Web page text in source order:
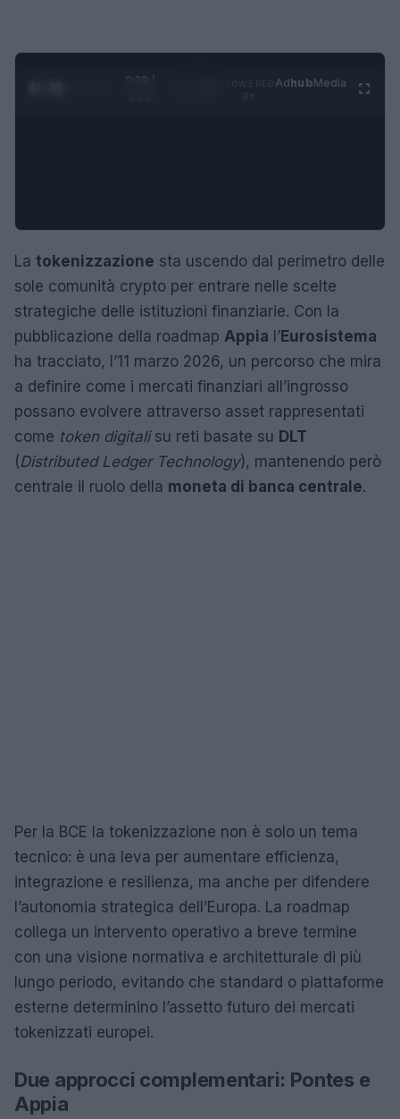
0:29 /
AdhubMedia
La tokenizzazione sta uscendo dal perimetro delle
sole comunità crypto per entrare nelle scelte
strategiche delle istituzioni finanziarie. Con la
pubblicazione della roadmap Appia l’Eurosistema
ha tracciato, l’11 marzo 2026, un percorso che mira
a definire come i mercati finanziari all’ingrosso
possano evolvere attraverso asset rappresentati
come token digitalisu reti basate su DLT
(Distributed Ledger Technology), mantenendo però
centrale il ruolo della moneta di banca centrale.
Per la BCE la tokenizzazione non è solo un tema
tecnico: è una leva per aumentare efficienza,
integrazione e resilienza, ma anche per difendere
l’autonomia strategica dell’Europa. La roadmap
collega un intervento operativo a breve termine
con una visione normativa e architetturale di più
lungo periodo, evitando che standard o piattaforme
esterne determinino l’assetto futuro dei mercati
tokenizzati europei.
Due approcci complementari: Pontes e
Appia